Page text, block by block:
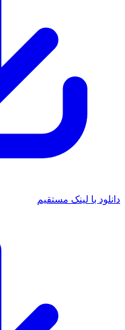
با لینک مستقیم